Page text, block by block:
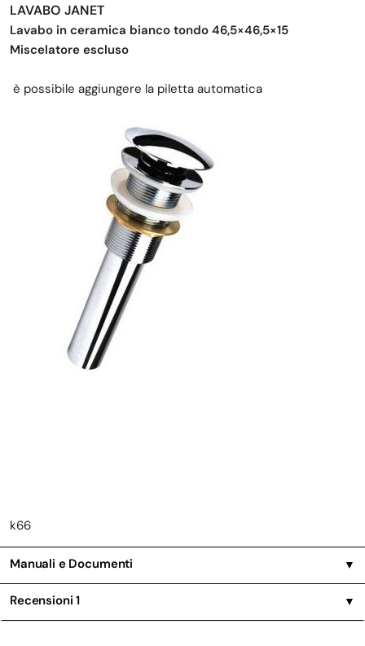
LAVABO JANET
Lavabo in ceramica bianco tondo 46,5×46,5×15
Miscelatore escluso
è possibile aggiungere la piletta automatica
k66
Manuali e Documenti ▼
Recensioni1 ▼